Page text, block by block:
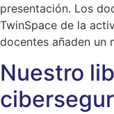
presentación. Los
TwinSpace de la
docentes añaden un
Nuestro